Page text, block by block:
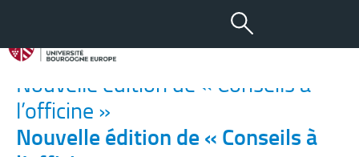
L’actualité des PH2, PH3,
Ph4
Nouvelle édition de « Conseils à
l’officine »
Nouvelle édition de « Conseils à